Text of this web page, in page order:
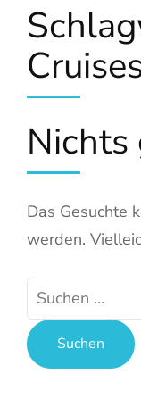
Nichts
Das Gesuchte
werden.
Suchen
nach: